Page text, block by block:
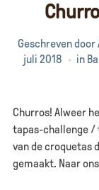
Geschreven door
juli 2018
in
Churros! Alweer
tapas-challenge /
van de croquetas
gemaakt. Naar